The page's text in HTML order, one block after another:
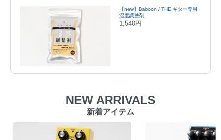
【new】Baboon / THE ギター専用
湿度調整剤
1,540円
NEW ARRIVALS
新着アイテム